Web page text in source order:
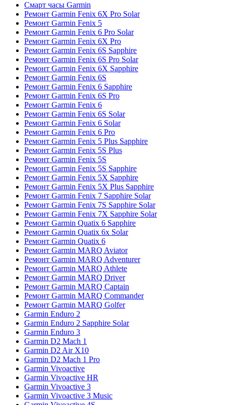
Смарт часы Garmin
Ремонт Garmin Fenix 6X Pro Solar
Ремонт Garmin Fenix 5
Ремонт Garmin Fenix 6 Pro Solar
Ремонт Garmin Fenix 6X Pro
Ремонт Garmin Fenix 6S Sapphire
Ремонт Garmin Fenix 6S Pro Solar
Ремонт Garmin Fenix 6X Sapphire
Ремонт Garmin Fenix 6S
Ремонт Garmin Fenix 6 Sapphire
Ремонт Garmin Fenix 6S Pro
Ремонт Garmin Fenix 6
Ремонт Garmin Fenix 6S Solar
Ремонт Garmin Fenix 6 Solar
Ремонт Garmin Fenix 6 Pro
Ремонт Garmin Fenix 5 Plus Sapphire
Ремонт Garmin Fenix 5S Plus
Ремонт Garmin Fenix 5S
Ремонт Garmin Fenix 5S Sapphire
Ремонт Garmin Fenix 5X Sapphire
Ремонт Garmin Fenix 5X Plus Sapphire
Ремонт Garmin Fenix 7 Sapphire Solar
Ремонт Garmin Fenix 7S Sapphire Solar
Ремонт Garmin Fenix 7X Sapphire Solar
Ремонт Garmin Quatix 6 Sapphire
Ремонт Garmin Quatix 6x Solar
Ремонт Garmin Quatix 6
Ремонт Garmin MARQ Aviator
Ремонт Garmin MARQ Adventurer
Ремонт Garmin MARQ Athlete
Ремонт Garmin MARQ Driver
Ремонт Garmin MARQ Captain
Ремонт Garmin MARQ Commander
Ремонт Garmin MARQ Golfer
Garmin Enduro 2
Garmin Enduro 2 Sapphire Solar
Garmin Enduro 3
Garmin D2 Mach 1
Garmin D2 Air X10
Garmin D2 Mach 1 Pro
Garmin Vivoactive
Garmin Vivoactive HR
Garmin Vivoactive 3
Garmin Vivoactive 3 Music